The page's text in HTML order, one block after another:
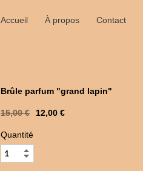
Accueil À propos Contact
Brûle parfum "grand lapin"
15,00 € 12,00 €
Quantité